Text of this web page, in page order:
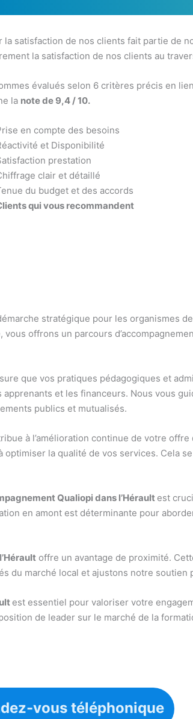
la satisfaction de nos clients fait partie de
la satisfaction de nos clients au
évalués selon 6 critères précis en
la note de 9,4 / 10.
en compte des besoins
et Disponibilité
prestation
clair et détaillé
du budget et des accords
qui vous recommandent
stratégique pour les organismes
offrons un parcours
que vos pratiques pédagogiques et
et les financeurs. Nous vous
publics et mutualisés.
à l’amélioration continue de votre
la qualité de vos services. Cela
Qualiopi dans l’Hérault est
en amont est déterminante pour
offre un avantage de proximité.
du marché local et ajustons notre
est essentiel pour valoriser votre
de leader sur le marché de la
vous téléphonique